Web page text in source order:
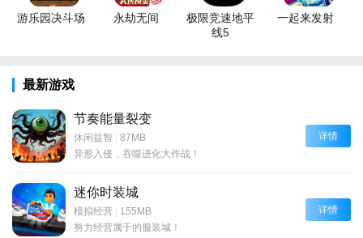
游乐园决斗场 永劫无间
极限竞速地平
线5
一起来发射
最新游戏
节奏能量裂变
休闲益智 | 87MB
异形入侵，吞噬进化大作战！
详情
迷你时装城
模拟经营 | 155MB
努力经营属于的服装城！
详情